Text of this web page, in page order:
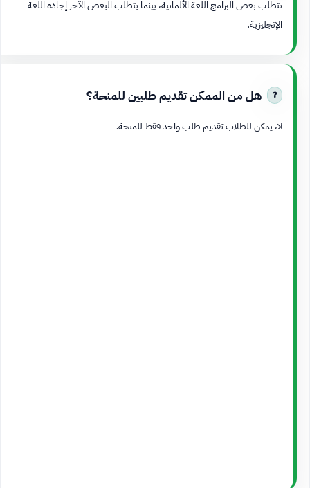
تتطلب بعض البرامج اللغة الألمانية، بينما يتطلب البعض الآخر إجادة اللغة
الإنجليزية.
هل من الممكن تقديم طلبين للمنحة؟
لا، يمكن للطلاب تقديم طلب واحد فقط للمنحة.